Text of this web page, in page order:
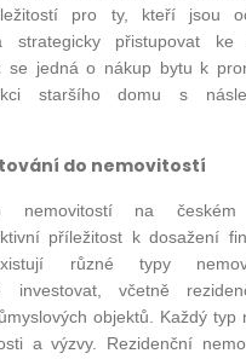
pro ty, kteří jsou
přistupovat ke
se jedná o nákup bytu k
staršího domu s
do nemovitostí
nemovitostí na
příležitost k dosažení
různé typy
včetně
objektů. Každý typ
a výzvy. Rezidenční